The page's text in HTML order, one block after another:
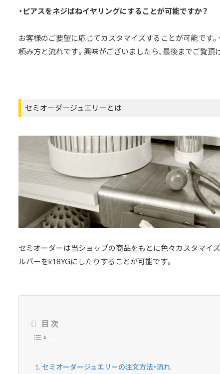
・ピアスをネジばねイヤリングにすることが可能ですか？
お客様のご要望に応じてカスタマイズすることが可能です
頼み方と流れです。興味がございましたら、最後までご覧頂
セミオーダージュエリーとは
セミオーダーは当ショップの商品をもとに色々カスタマイ
ルバーをk18YGにしたりすることが可能です。
目次
セミオーダージュエリーの注文方法・流れ